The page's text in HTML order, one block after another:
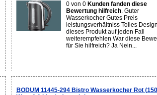
0 von 0 Kunden fanden diese
Bewertung hilfreich. Guter
Wasserkocher Gutes Preis
leistungsverhältniss Tolles
dieses Produkt auf jeden Fall
weiterempfehlen War diese
für Sie hilfreich? Ja Nein...
BODUM 11445-294 Bistro Wasserkocher Rot